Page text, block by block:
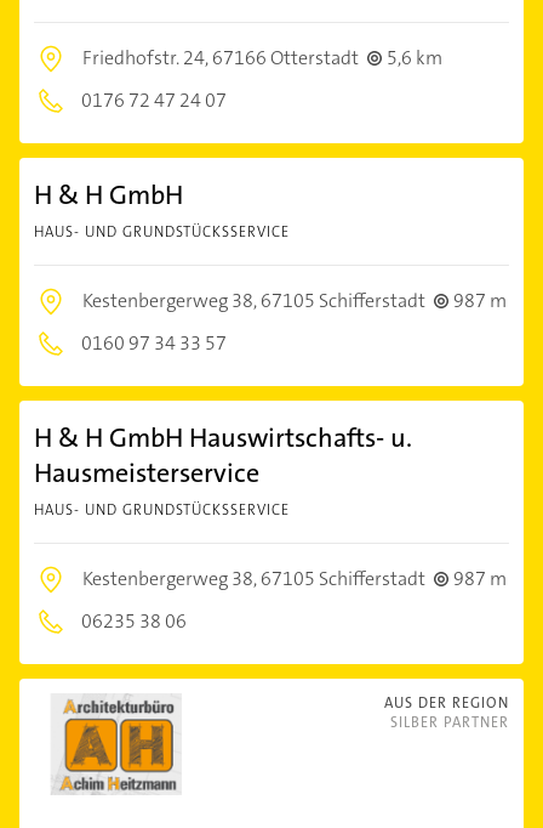
Friedhofstr. 24,67166 Otterstadt
5,6 km
0176 72 47 24 07
H & H GmbH
HAUS- UND GRUNDSTÜCKSSERVICE
Kestenbergerweg 38,67105 Schifferstadt
987 m
0160 97 34 33 57
H & H GmbH Hauswirtschafts- u.
Hausmeisterservice
HAUS- UND GRUNDSTÜCKSSERVICE
Kestenbergerweg 38,67105 Schifferstadt
987 m
06235 38 06
AUS DER REGION
SILBER PARTNER